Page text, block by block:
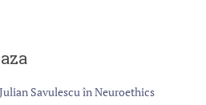
Savulescu în Neuroethics